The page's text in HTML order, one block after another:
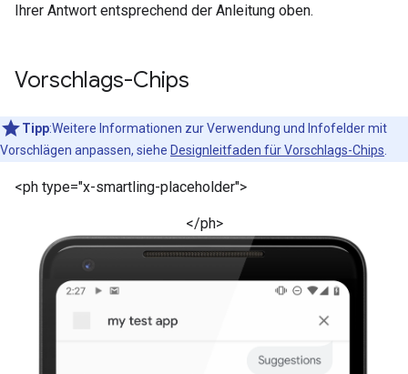
Ihrer Antwort entsprechend der Anleitung oben.
Vorschlags-Chips
Tipp:Weitere Informationen zur Verwendung und Infofelder mit
Vorschlägen anpassen, siehe Designleitfaden für Vorschlags-Chips
<ph type="x-smartling-placeholder">
</ph>